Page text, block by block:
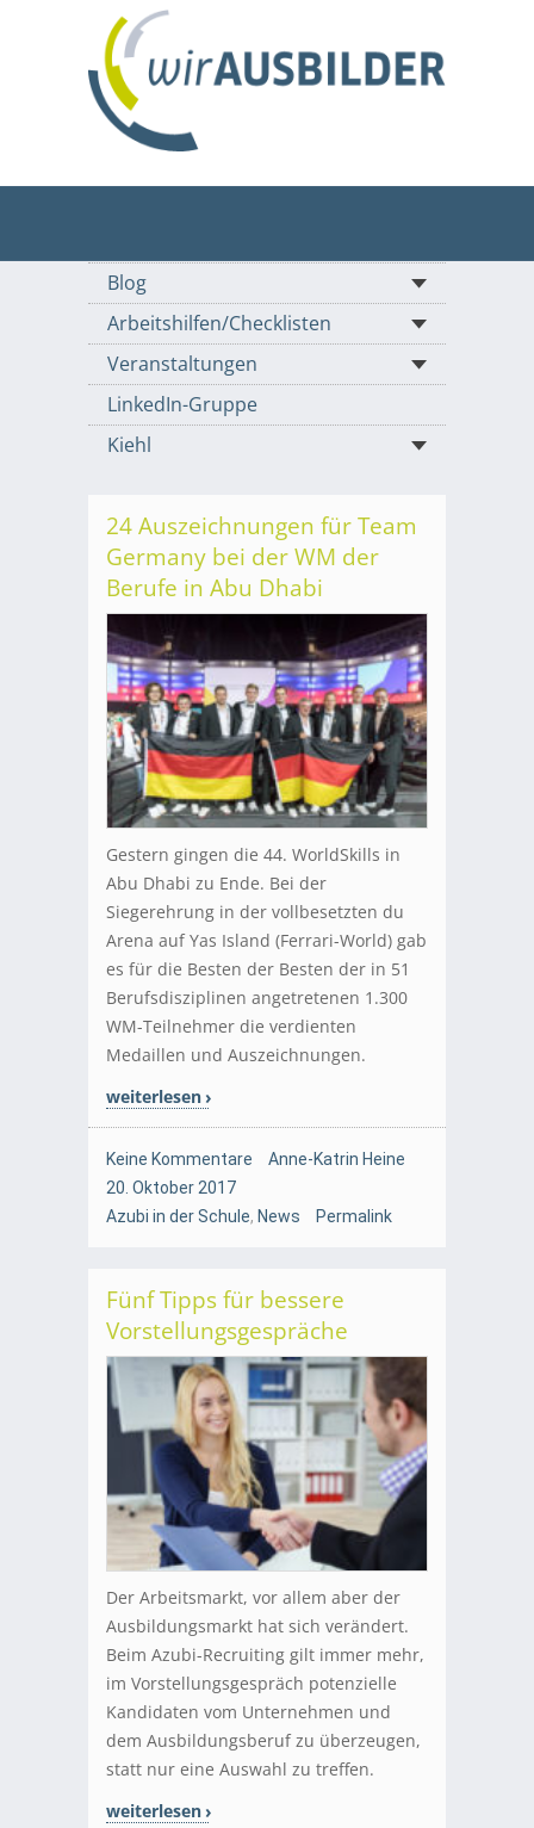
Blog
Arbeitshilfen/Checklisten
Veranstaltungen
LinkedIn-Gruppe
Kiehl
24 Auszeichnungen für Team
Germany bei der WM der
Berufe in Abu Dhabi
Gestern gingen die 44. WorldSkills in
Abu Dhabi zu Ende. Bei der
Siegerehrung in der vollbesetzten du
Arena auf Yas Island (Ferrari-World) gab
es für die Besten der Besten der in 51
Berufsdisziplinen angetretenen 1.300
WM-Teilnehmer die verdienten
Medaillen und Auszeichnungen.
weiterlesen
Keine Kommentare
Anne-Katrin Heine
20. Oktober 2017
Azubi in der Schule, News Permalink
Fünf Tipps für bessere
Vorstellungsgespräche
Der Arbeitsmarkt, vor allem aber der
Ausbildungsmarkt hat sich verändert.
Beim Azubi-Recruiting gilt immer mehr,
im Vorstellungsgespräch potenzielle
Kandidaten vom Unternehmen und
dem Ausbildungsberuf zu überzeugen,
statt nur eine Auswahl zu treffen.
weiterlesen